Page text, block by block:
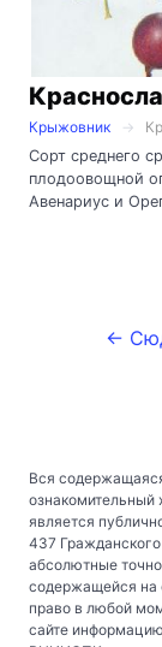
Крыжовник
Сорт среднего
плодоовощной
Авенариус и
←
Вся
ознакомительный
является
437
абсолютные
содержащейся на
право в любой
сайте